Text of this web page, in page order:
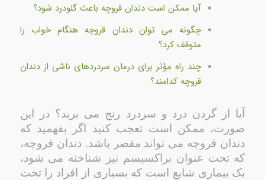
آیا ممکن است دندان قروچه باعث گلودرد شود؟
چگونه می توان دندان قروچه هنگام خواب را
متوقف کرد؟
چند راه مؤثر برای درمان سردردهای ناشی از دندان
قروچه کدامند؟
آیا از گردن درد و سردرد رنج می برید؟ در این
صورت، ممکن است تعجب کنید اگر بفهمید که
دندان قروچه می تواند مقصر باشد. دندان قروچه،
که تحت عنوان براکسیسم نیز شناخته می شود،
یک بیماری شایع است که بسیاری از افراد را تحت